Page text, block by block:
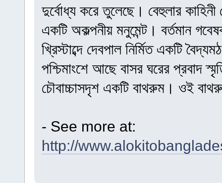
দুর্বোধ্য করে তুলেছে। বেহুলার
একটি অকল্পনীয় মনুমেন্ট। বর্তমান
খ্রিস্টাব্দে দেবপাল নির্মিত একটি
পশ্চিমাংশে আছে বাসর ঘরের প্রবাদ
চৌবাচ্চাসদৃশ একটি বাথরুম। ওই
- See more at:
http://